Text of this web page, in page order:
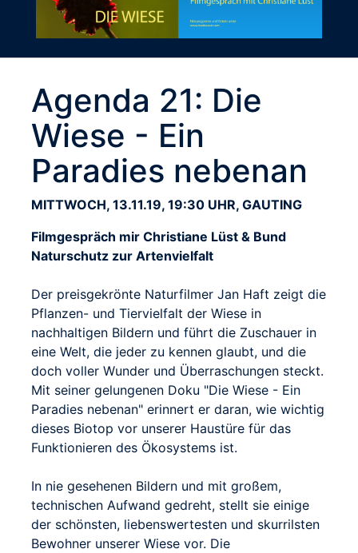
Agenda 21: Die
Wiese - Ein
Paradies nebenan
MITTWOCH, 13.11.19, 19:30 UHR, GAUTING
Filmgespräch mir Christiane Lüst & Bund
Naturschutz zur Artenvielfalt
Der preisgekrönte Naturfilmer Jan Haft zeigt die
Pflanzen- und Tiervielfalt der Wiese in
nachhaltigen Bildern und führt die Zuschauer in
eine Welt, die jeder zu kennen glaubt, und die
doch voller Wunder und Überraschungen steckt.
Mit seiner gelungenen Doku "Die Wiese - Ein
Paradies nebenan" erinnert er daran, wie wichtig
dieses Biotop vor unserer Haustüre für das
Funktionieren des Ökosystems ist.
In nie gesehenen Bildern und mit großem,
technischen Aufwand gedreht, stellt sie einige
der schönsten, liebenswertesten und skurrilsten
Bewohner unserer Wiese vor. Die